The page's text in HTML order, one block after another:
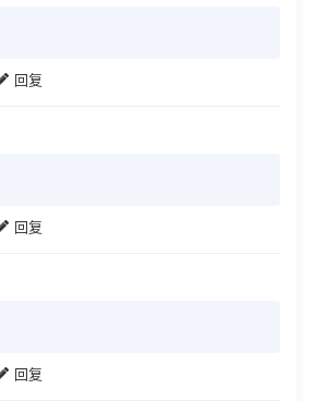
回复
回复
回复